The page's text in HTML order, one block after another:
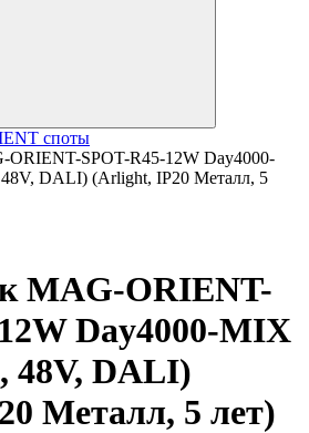
споты
ORIENT-SPOT-R45-12W Day4000-
DALI) (Arlight, IP20 Металл, 5
MAG-ORIENT-
Day4000-MIX
48V, DALI)
Металл, 5 лет)